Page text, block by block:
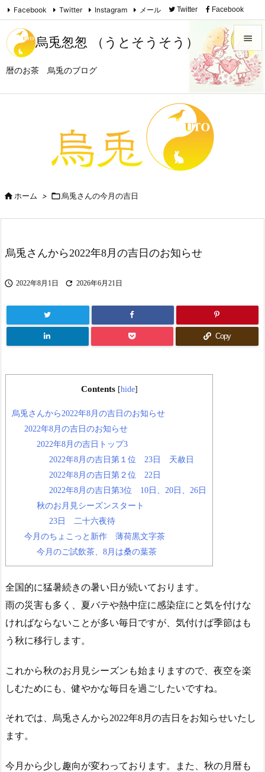
烏兎怱怱 （うとそうそう）
暦のお茶 烏兎のブログ


メニュ

Facebook Twitter Instagram メール Twitter Facebook
Instagram
ホーム > 烏兎さんの今月の吉日
烏兎さんから2022年8月の吉日のお知らせ
 2022年8月1日  2026年6月21日
Copy
Contents [hide]
烏兎さんから2022年8月の吉日のお知らせ
2022年8月の吉日のお知らせ
2022年8月の吉日トップ3
2022年8月の吉日第１位 23日 天赦日
2022年8月の吉日第２位 22日
2022年8月の吉日第3位 10日、20日、26日
秋のお月見シーズンスタート
23日 二十六夜待
今月のちょこっと新作 薄荷黒文字茶
今月のご試飲茶、8月は桑の葉茶
全国的に猛暑続きの暑い日が続いております。
雨の災害も多く、夏バテや熱中症に感染症にと気を付けな
ければならないことが多い毎日ですが、気付けば季節はも
う秋に移行します。
これから秋のお月見シーズンも始まりますので、夜空を楽
しむためにも、健やかな毎日を過ごしたいですね。
それでは、烏兎さんから2022年8月の吉日をお知らせいたし
ます。
今月から少し趣向が変わっております。また、秋の月暦も